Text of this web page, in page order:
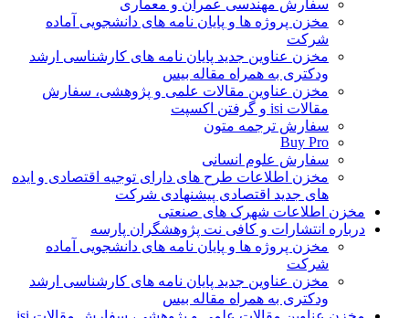
سفارش مهندسی عمران و معماری
مخزن پروژه ها و پایان نامه های دانشجویی آماده
شرکت
مخزن عناوین جدید پایان نامه های کارشناسی ارشد
ودکتری به همراه مقاله بیس
مخزن عناوین مقالات علمی و پژوهشی، سفارش
مقالات isi و گرفتن اکسپت
سفارش ترجمه متون
Buy Pro
سفارش علوم انسانی
مخزن اطلاعات طرح های دارای توجیه اقتصادی و ایده
های جدید اقتصادی پیشنهادی شرکت
مخزن اطلاعات شهرک های صنعتی
درباره انتشارات و کافی نت پژوهشگران پارسه
مخزن پروژه ها و پایان نامه های دانشجویی آماده
شرکت
مخزن عناوین جدید پایان نامه های کارشناسی ارشد
ودکتری به همراه مقاله بیس